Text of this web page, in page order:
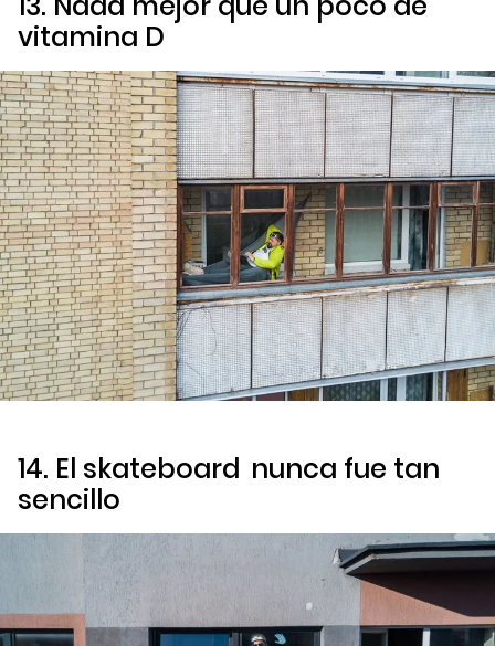
vitamina D
14. El skateboard nunca fue tan
sencillo